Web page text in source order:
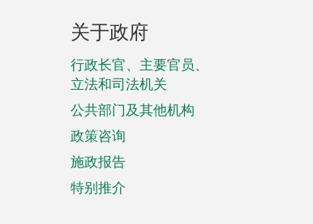
页
脚
菜
单
关于政府
行政长官、主要官员、
立法和司法机关
公共部门及其他机构
政策咨询
施政报告
特别推介